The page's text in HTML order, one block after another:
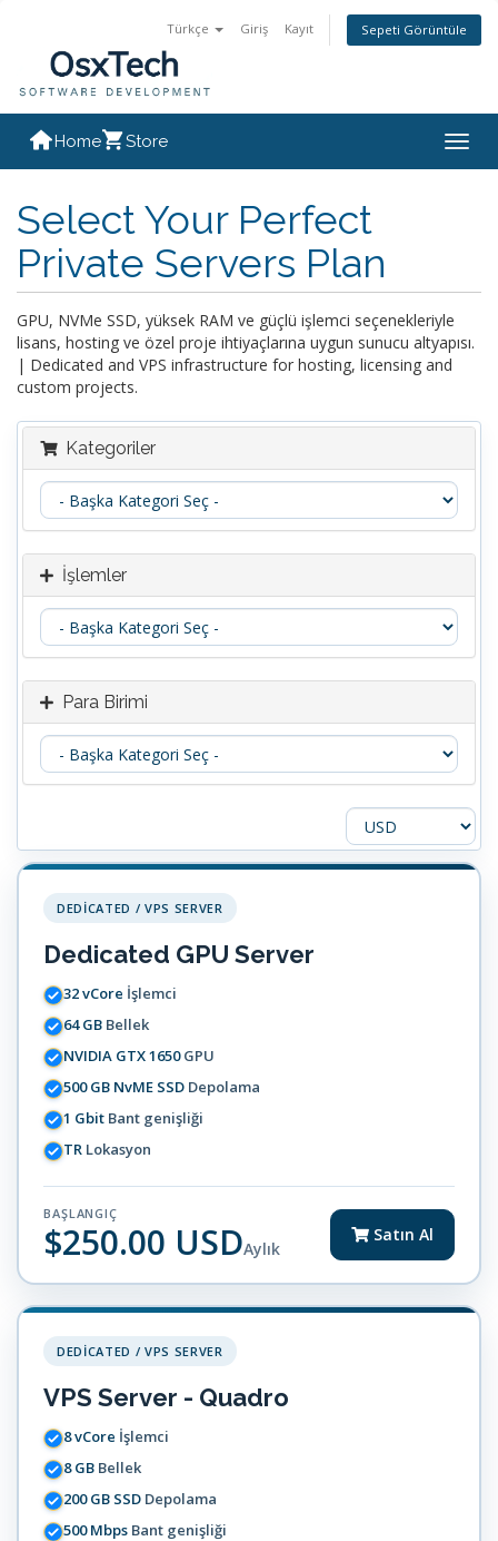
Türkçe Giriş Kayıt Sepeti Görüntüle
Home Store
Select Your Perfect
Private Servers Plan
GPU, NVMe SSD, yüksek RAM ve güçlü işlemci seçenekleriyle
lisans, hosting ve özel proje ihtiyaçlarına uygun sunucu altyapısı.
| Dedicated and VPS infrastructure for hosting, licensing and
custom projects.
Kategoriler
İşlemler
Para Birimi
DEDICATED / VPS SERVER
Dedicated GPU Server
32 vCore İşlemci
64 GB Bellek
NVIDIA GTX 1650GPU
500 GB NvME SSD Depolama
1 Gbit Bant genişliği
TR Lokasyon
BAŞLANGIÇ
$250.00 USDAylık
Satın Al
DEDICATED / VPS SERVER
VPS Server - Quadro
8 vCore İşlemci
8 GB Bellek
200 GB SSD Depolama
500 Mbps Bant genişliği